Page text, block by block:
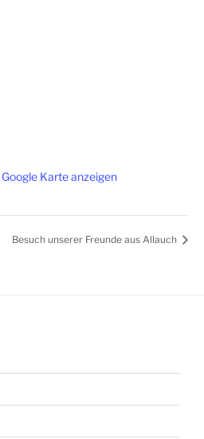
Google Karte anzeigen
Besuch unserer Freunde aus Allauch